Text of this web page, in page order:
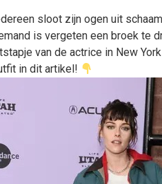
sloot zijn ogen uit
is vergeten een broek te
van de actrice in New
in dit artikel!